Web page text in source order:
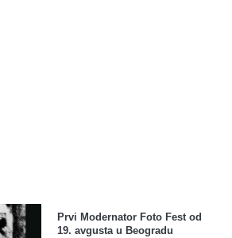
Prvi Modernator Foto Fest od
19. avgusta u Beogradu